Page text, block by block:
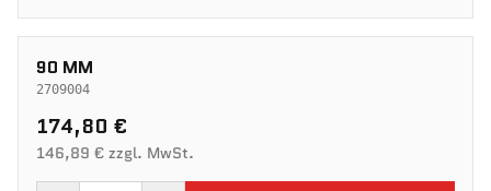
90 MM
2709004
174,80 €
146,89 € zzgl. MwSt.